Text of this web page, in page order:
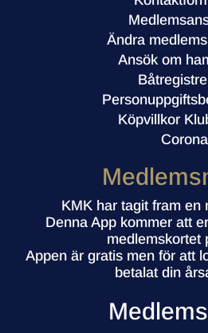
Ändra
Ansök om
Köpvillkor
Corona
KMK har tagit fram en
Denna App kommer att
medlemskortet
Appen är gratis men för att
betalat din